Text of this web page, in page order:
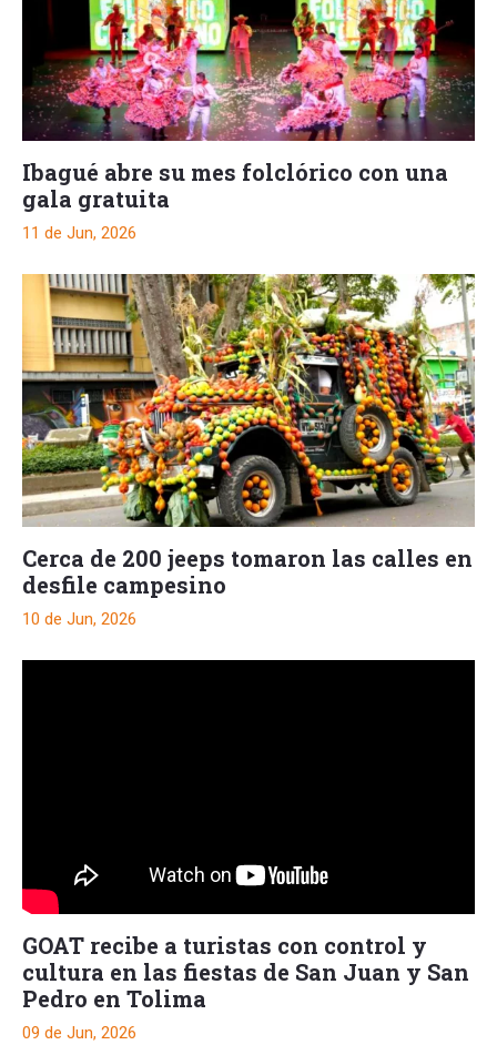
Ibagué abre su mes folclórico con una
gala gratuita
11 de Jun, 2026
Cerca de 200 jeeps tomaron las calles en
desfile campesino
10 de Jun, 2026
GOAT recibe a turistas con control y
cultura en las fiestas de San Juan y San
Pedro en Tolima
09 de Jun, 2026